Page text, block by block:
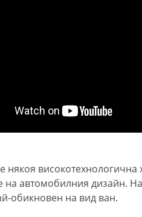
някоя
на автомобилния дизайн.
обикновен на вид ван.